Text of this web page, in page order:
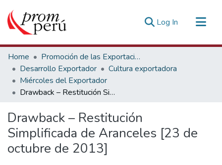
Log In (current)
Communities & Collections
All of DSpace
Statistics
Estadísticas Externas
Home
Promoción de las Exportaciones
Desarrollo Exportador
Cultura exportadora
Miércoles del Exportador
Drawback – Restitución Simplificada de Aranceles [23 de octubre de 2013]
Drawback – Restitución
Simplificada de Aranceles [23 de
octubre de 2013]